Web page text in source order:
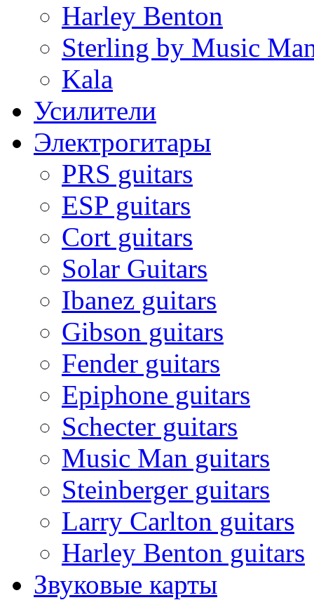
Harley Benton
Sterling by Music
Kala
Усилители
Электрогитары
PRS guitars
ESP guitars
Cort guitars
Solar Guitars
Ibanez guitars
Gibson guitars
Fender guitars
Epiphone guitars
Schecter guitars
Music Man guitars
Steinberger guitars
Larry Carlton guitars
Harley Benton guitars
Звуковые карты